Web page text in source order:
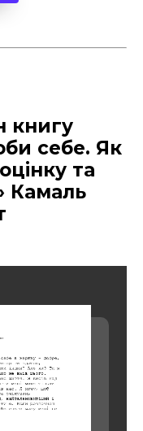
книгу
себе. Як
та
Камаль